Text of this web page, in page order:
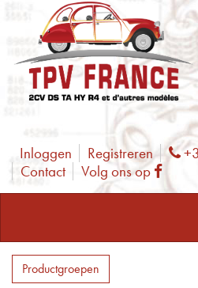
Inloggen Registreren
Contact
Volg ons op
Productgroepen